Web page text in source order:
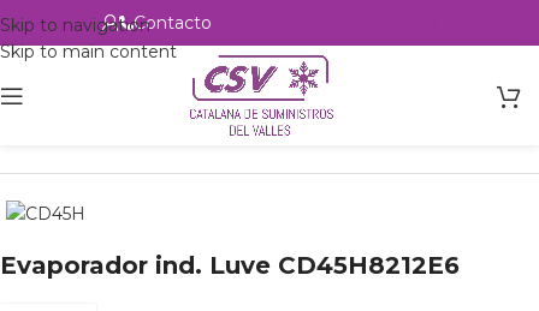
Skip to navigation
Skip to main content
Contacto
Intercambio Evaporadores Aire Forzado
Evaporador ind. Luve CD45H8212E6